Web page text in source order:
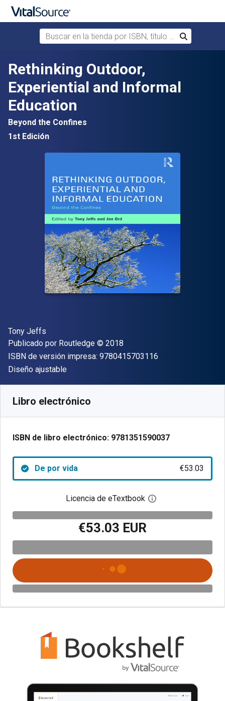
Saltar al contenido principal
Buscar en la tienda por ISBN, título o autor
Buscar
Rethinking Outdoor,
Experiential and Informal
Education
Beyond the Confines
1st Edición
Autor(es)
Tony Jeffs
Editorial
Publicado por Routledge Copyright
© 2018
ISBN de versión impresa: 9780415703116
Formato
Diseño ajustable
Libro electrónico
ISBN de libro electrónico: 9781351590037
De por vida €53.03
Licencia de eTextbook Abre el cuadro de
€53.03 EUR